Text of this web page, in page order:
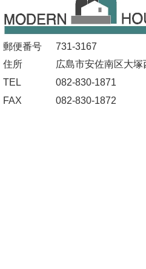
郵便番号
731-3167
住所
広島市安佐南区大
TEL
082-830-1871
FAX
082-830-1872